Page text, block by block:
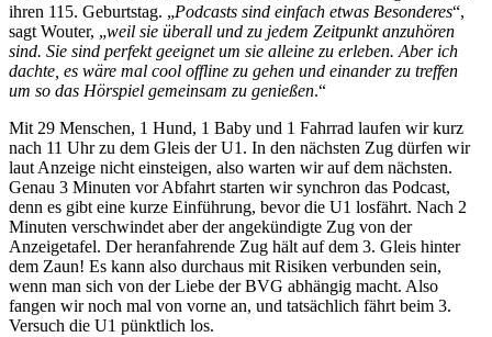
ihren 115. Geburtstag. „Podcasts sind einfach etwas Besonderes“,
sagt Wouter, „weil sie überall und zu jedem Zeitpunkt anzuhören
sind. Sie sind perfekt geeignet um sie alleine zu erleben. Aber ich
dachte, es wäre mal cool offline zu gehen und einander zu treffen
um so das Hörspiel gemeinsam zu genießen.“
Mit 29 Menschen, 1 Hund, 1 Baby und 1 Fahrrad laufen wir kurz
nach 11 Uhr zu dem Gleis der U1. In den nächsten Zug dürfen wir
laut Anzeige nicht einsteigen, also warten wir auf dem nächsten.
Genau 3 Minuten vor Abfahrt starten wir synchron das Podcast,
denn es gibt eine kurze Einführung, bevor die U1 losfährt. Nach 2
Minuten verschwindet aber der angekündigte Zug von der
Anzeigetafel. Der heranfahrende Zug hält auf dem 3. Gleis hinter
dem Zaun! Es kann also durchaus mit Risiken verbunden sein,
wenn man sich von der Liebe der BVG abhängig macht. Also
fangen wir noch mal von vorne an, und tatsächlich fährt beim 3.
Versuch die U1 pünktlich los.